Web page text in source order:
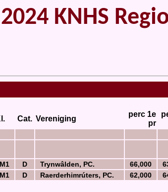
KNHS
Cat. Vereniging
perc 1e
pr
M1 D Trynwâlden, PC. 66,000
M1 D Raerderhimrúters, PC. 62,000